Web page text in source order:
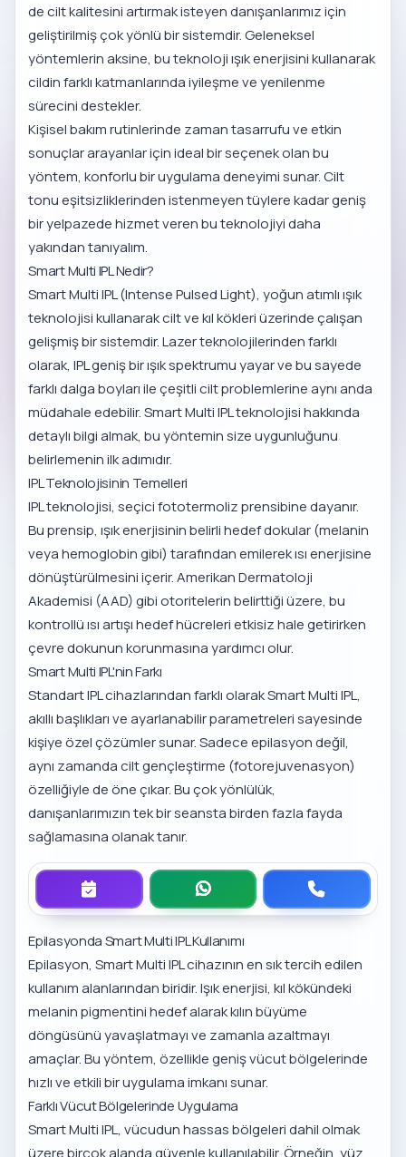
de cilt kalitesini artırmak isteyen danışanlarımız için
geliştirilmiş çok yönlü bir sistemdir. Geleneksel
yöntemlerin aksine, bu teknoloji ışık enerjisini kullanarak
cildin farklı katmanlarında iyileşme ve yenilenme
sürecini destekler.
Kişisel bakım rutinlerinde zaman tasarrufu ve etkin
sonuçlar arayanlar için ideal bir seçenek olan bu
yöntem, konforlu bir uygulama deneyimi sunar. Cilt
tonu eşitsizliklerinden istenmeyen tüylere kadar geniş
bir yelpazede hizmet veren bu teknolojiyi daha
yakından tanıyalım.
Smart Multi IPL Nedir?
Smart Multi IPL (Intense Pulsed Light), yoğun atımlı ışık
teknolojisi kullanarak cilt ve kıl kökleri üzerinde çalışan
gelişmiş bir sistemdir. Lazer teknolojilerinden farklı
olarak, IPL geniş bir ışık spektrumu yayar ve bu sayede
farklı dalga boyları ile çeşitli cilt problemlerine aynı anda
müdahale edebilir.Smart Multi IPL teknolojisi hakkında
detaylı bilgialmak, bu yöntemin size uygunluğunu
belirlemenin ilk adımıdır.
IPL Teknolojisinin Temelleri
IPL teknolojisi, seçici fototermoliz prensibine dayanır.
Bu prensip, ışık enerjisinin belirli hedef dokular (melanin
veya hemoglobin gibi) tarafından emilerek ısı enerjisine
dönüştürülmesini içerir. Amerikan Dermatoloji
Akademisi (AAD) gibi otoritelerin belirttiği üzere, bu
kontrollü ısı artışı hedef hücreleri etkisiz hale getirirken
çevre dokunun korunmasına yardımcı olur.
Smart Multi IPL'nin Farkı
Standart IPL cihazlarından farklı olarak Smart Multi IPL,
akıllı başlıkları ve ayarlanabilir parametreleri sayesinde
kişiye özel çözümler sunar. Sadece epilasyon değil,
aynı zamanda cilt gençleştirme (fotorejuvenasyon)
özelliğiyle de öne çıkar. Bu çok yönlülük,
danışanlarımızın tek bir seansta birden fazla fayda
sağlamasına olanak tanır.
Epilasyonda Smart Multi IPL Kullanımı
Epilasyon, Smart Multi IPL cihazının en sık tercih edilen
kullanım alanlarından biridir. Işık enerjisi, kıl kökündeki
melanin pigmentini hedef alarak kılın büyüme
döngüsünü yavaşlatmayı ve zamanla azaltmayı
amaçlar. Bu yöntem, özellikle geniş vücut bölgelerinde
hızlı ve etkili bir uygulama imkanı sunar.
Farklı Vücut Bölgelerinde Uygulama
Smart Multi IPL, vücudun hassas bölgeleri dahil olmak
üzere birçok alanda güvenle kullanılabilir. Örneğin, yüz